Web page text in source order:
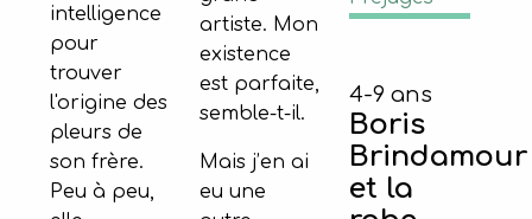
intelligence
pour
trouver
l'origine des
pleurs de
son frère.
Peu à peu,
artiste. Mon
existence
est parfaite,
semble-t-il.
Mais j’en ai
eu une
4-9 ans
Boris
Brindamour
et la